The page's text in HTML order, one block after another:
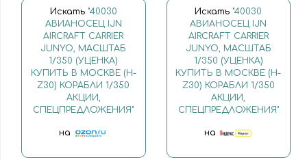
Искать "40030
АВИАНОСЕЦ IJN
AIRCRAFT CARRIER
JUNYO, МАСШТАБ
1/350 (УЦЕНКА)
КУПИТЬ В МОСКВЕ (H-
Z30) КОРАБЛИ 1/350
АКЦИИ,
СПЕЦПРЕДЛОЖЕНИЯ"
на
Искать "40030
АВИАНОСЕЦ IJN
AIRCRAFT CARRIER
JUNYO, МАСШТАБ
1/350 (УЦЕНКА)
КУПИТЬ В МОСКВЕ (H-
Z30) КОРАБЛИ 1/350
АКЦИИ,
СПЕЦПРЕДЛОЖЕНИЯ"
на